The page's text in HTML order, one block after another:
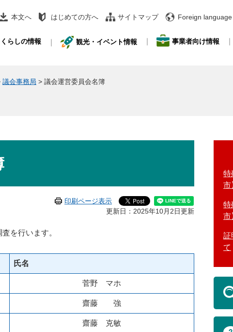
本文へ はじめての方へ サイトマップ Foreign language
くらしの情報 観光・イベント情報 事業者向け情報
議会事務局 > 議会運営委員会名簿
印刷ページ表示
更新日：2025年10月2日更新
を行います。
氏名
菅野 マホ
齋藤 強
齋藤 克敏
特
市
特
市
証
て